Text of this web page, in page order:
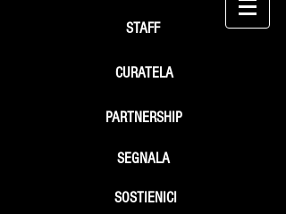
STAFF
SEGNALA
SOSTIENICI
PARTNERSHIP
CURATELA